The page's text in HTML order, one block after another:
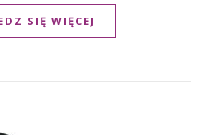
SIĘ WIĘCEJ